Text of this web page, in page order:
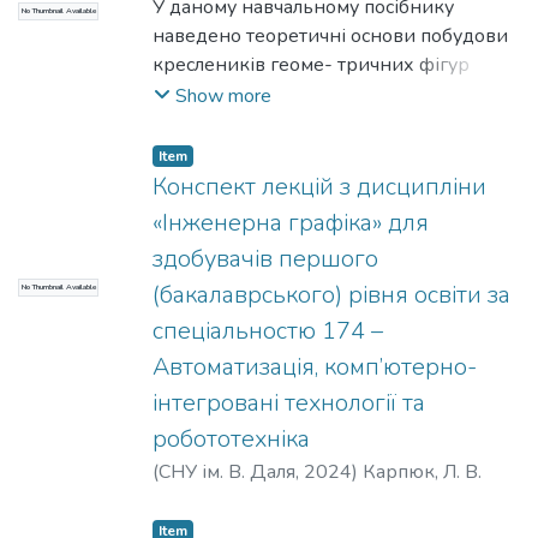
No Thumbnail Available Лорія, М. Г.
У даному навчальному посібнику
наведено теоретичні основи побудови
креслеників геоме- тричних фігур
(елементи нарисної геометрії), а також
оформ- лення креслеників виробів
відповідно до вимог ЄСКД. Матеріал
посібника викладений в розши- реному
обсязі й охоплює інформацію по
утворенню проєкцій, виконанню
проєкцій точок, прямих, площин,
поверхонь та їх взаємного
розташування, – як елементів-
визначників технічного виробу.
Посібник містить графічні завдання з
основних тем курсу інженерної
графіки - проєкційного крес- лення.
вивчити основні відомості із загальних
Show more
No Thumbnail Available
Item
Конспект лекцій з дисципліни
«Інженерна графіка» для
здобувачів першого
(бакалаврського) рівня освіти за
спеціальностю 174 –
Автоматизація, комп’ютерно-
інтегровані технології та
робототехніка
(СНУ ім. В. Даля, 2024) Карпюк, Л. В.
Item